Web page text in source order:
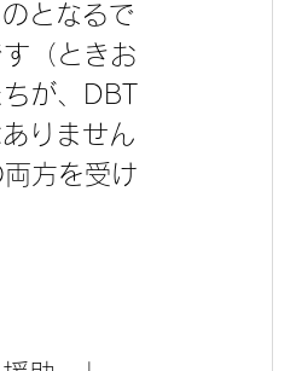
となるで
（ときお
が、DBT
りません
方を受け